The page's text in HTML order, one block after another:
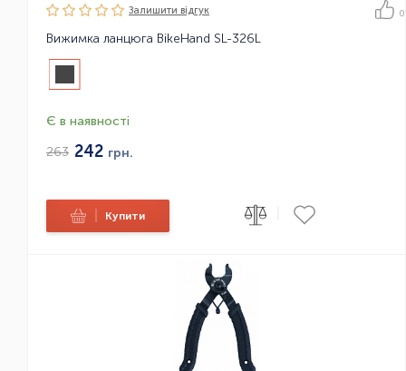
Залишити вiдгук 0
Вижимка ланцюга BikeHand SL-326L
Є в наявності
263 242 грн.
Купити